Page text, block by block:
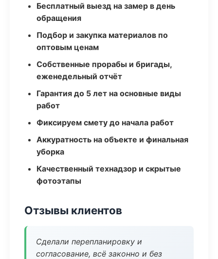
Бесплатный выезд на замер в день
обращения
Подбор и закупка материалов по
оптовым ценам
Собственные прорабы и бригады,
еженедельный отчёт
Гарантия до 5 лет на основные виды
работ
Фиксируем смету до начала работ
Аккуратность на объекте и финальная
уборка
Качественный технадзор и скрытые
фотоэтапы
Отзывы клиентов
Сделали перепланировку и
согласование, всё законно и без